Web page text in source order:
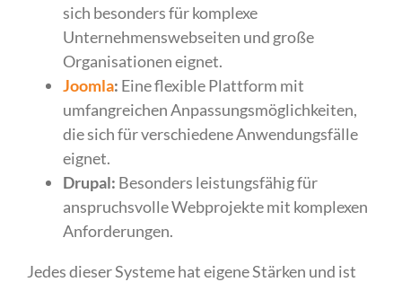
sich besonders für komplexe
Unternehmenswebseiten und große
Organisationen eignet.
Joomla: Eine flexible Plattform mit
umfangreichen Anpassungsmöglichkeiten,
die sich für verschiedene Anwendungsfälle
eignet.
Drupal: Besonders leistungsfähig für
anspruchsvolle Webprojekte mit komplexen
Anforderungen.
Jedes dieser Systeme hat eigene Stärken und ist